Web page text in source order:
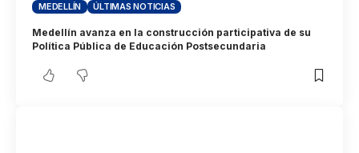
MEDELLÍN ÚLTIMAS NOTICIAS
Medellín avanza en la construcción participativa de su
Política Pública de Educación Postsecundaria